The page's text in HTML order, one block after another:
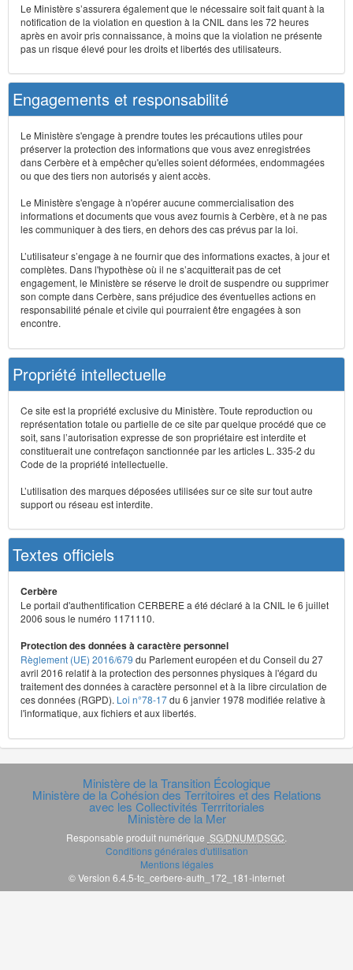
Le Ministère s’assurera également que le nécessaire soit fait quant à la
notification de la violation en question à la CNIL dans les 72 heures
après en avoir pris connaissance, à moins que la violation ne présente
pas un risque élevé pour les droits et libertés des utilisateurs.
Engagements et responsabilité
Le Ministère s'engage à prendre toutes les précautions utiles pour
préserver la protection des informations que vous avez enregistrées
dans Cerbère et à empêcher qu'elles soient déformées, endommagées
ou que des tiers non autorisés y aient accès.
Le Ministère s'engage à n'opérer aucune commercialisation des
informations et documents que vous avez fournis à Cerbère, et à ne pas
les communiquer à des tiers, en dehors des cas prévus par la loi.
L’utilisateur s’engage à ne fournir que des informations exactes, à jour et
complètes. Dans l'hypothèse où il ne s’acquitterait pas de cet
engagement, le Ministère se réserve le droit de suspendre ou supprimer
son compte dans Cerbère, sans préjudice des éventuelles actions en
responsabilité pénale et civile qui pourraient être engagées à son
encontre.
Propriété intellectuelle
Ce site est la propriété exclusive du Ministère. Toute reproduction ou
représentation totale ou partielle de ce site par quelque procédé que ce
soit, sans l’autorisation expresse de son propriétaire est interdite et
constituerait une contrefaçon sanctionnée par les articles L. 335-2 du
Code de la propriété intellectuelle.
L’utilisation des marques déposées utilisées sur ce site sur tout autre
support ou réseau est interdite.
Textes officiels
Cerbère
Le portail d'authentification CERBERE a été déclaré à la CNIL le 6 juillet
2006 sous le numéro 1171110.
Protection des données à caractère personnel
Règlement (UE) 2016/679 du Parlement européen et du Conseil du 27
avril 2016 relatif à la protection des personnes physiques à l'égard du
traitement des données à caractère personnel et à la libre circulation de
ces données (RGPD). Loi n°78-17du 6 janvier 1978 modifiée relative à
l'informatique, aux fichiers et aux libertés.
Ministère de la Transition Écologique
Ministère de la Cohésion des Territoires et des Relations
avec les Collectivités Terrritoriales
Ministère de la Mer
Responsable produit numérique SG/DNUM/DSGC
Conditions générales d'utilisation
Mentions légales
© Version 6.4.5-tc_cerbere-auth_172_181-internet